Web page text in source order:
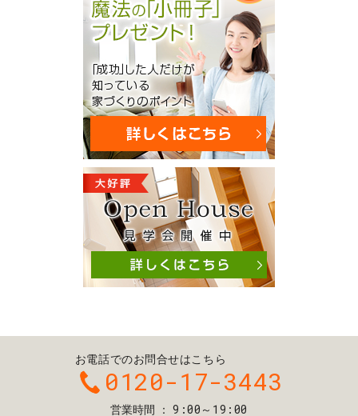
お電話でのお問合せはこちら
0120-17-3443
営業時間 9:00～19:00